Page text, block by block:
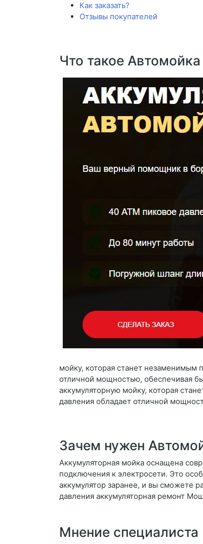
Как заказать?
Отзывы покупателей
Что такое
мойку, которая станет незаменимым
отличной мощностью, обеспечивая
аккумуляторную мойку, которая
давления обладает отличной
Зачем нужен
Аккумуляторная мойка оснащена
подключения к электросети. Это
аккумулятор заранее, и вы сможете
давления аккумуляторная ремонт
Мнение специалиста